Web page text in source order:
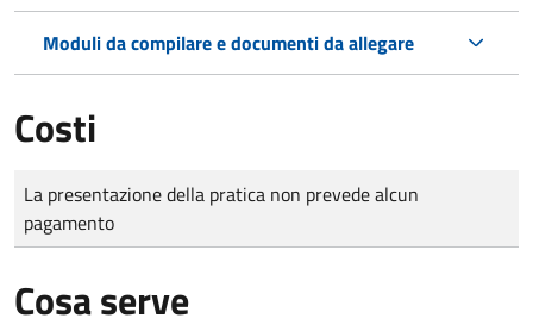
Moduli da compilare e documenti da allegare
Costi
Tipo di pagamento
Importo
La presentazione della pratica non prevede alcun
pagamento
Cosa serve